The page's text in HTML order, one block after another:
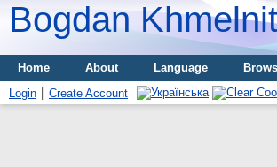
Bogdan
Home About Language
Login
Create Account